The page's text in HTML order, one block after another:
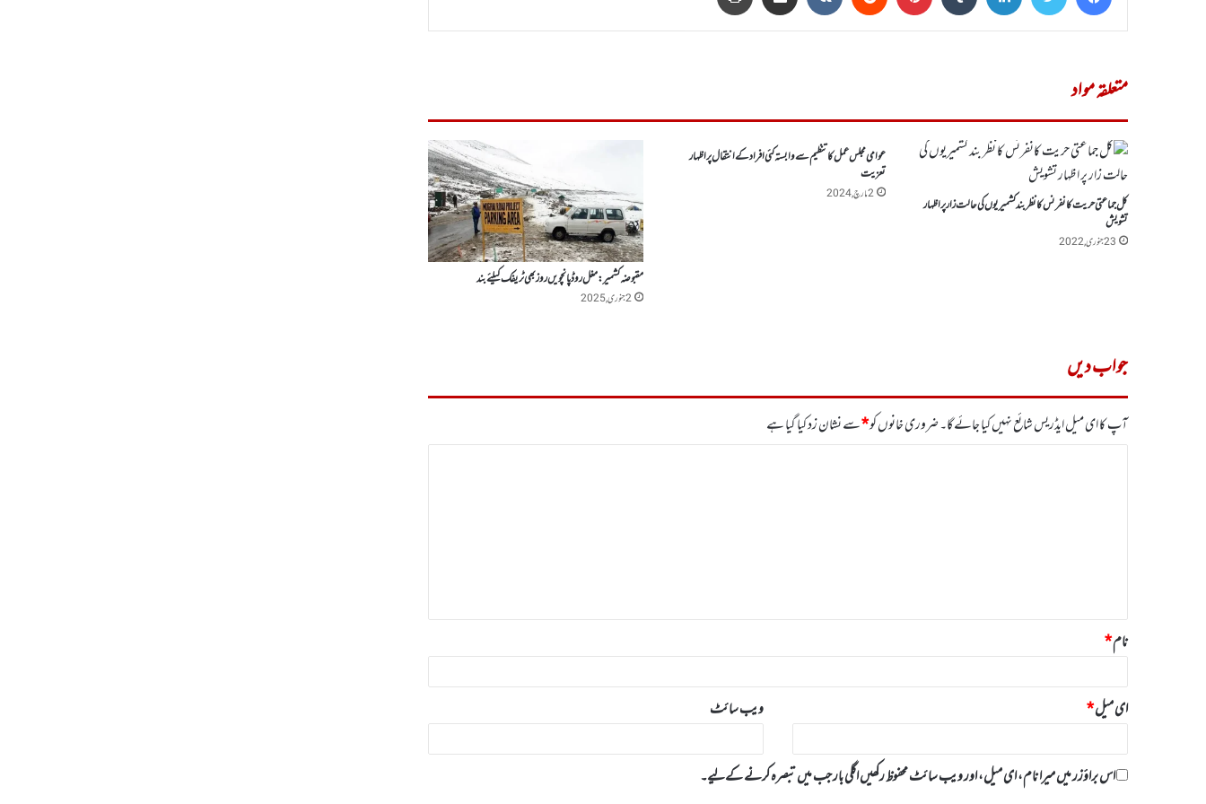
متعلقہ مواد
کل جماعتی حریت کانفرنس کا نظر بند کشمیریوں کی حالت زار پر اظہار
تشویش
23 جنوری, 2022
عوامی مجلس عمل کا تنظیم سے وابستہ کئی افراد کے انتقال پر اظہار
تعزیت
2 مارچ, 2024
مقبوضہ کشمیر:مغل روڈ پانچویں روز بھی ٹریفک کیلئے بند
2 جنوری, 2025
جواب دیں
آپ کا ای میل ایڈریس شائع نہیں کیا جائے گا۔ضروری خانوں کو*سے نشان زد کیا گیا ہے
نام*
ای میل* ویب‌ سائٹ
اس براؤزر میں میرا نام، ای میل، اور ویب سائٹ محفوظ رکھیں اگلی بار جب میں تبصرہ کرنے کےلیے۔